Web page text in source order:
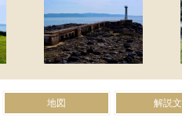
地図 解説文